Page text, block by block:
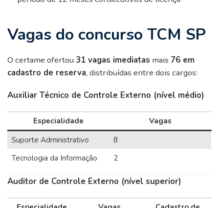
Vagas do concurso TCM SP
O certame ofertou 31 vagas imediatas mais 76 em
cadastro de reserva, distribuídas entre dois cargos:
Auxiliar Técnico de Controle Externo (nível médio)
Especialidade
Vagas
Suporte Administrativo
8
Tecnologia da Informação
2
Auditor de Controle Externo (nível superior)